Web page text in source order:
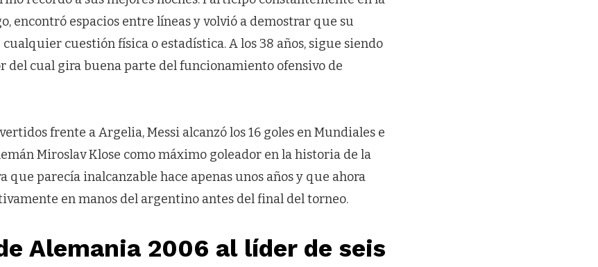
encontró espacios entre líneas y volvió a demostrar que su
cuestión física o estadística. A los 38 años, sigue siendo
del cual gira buena parte del funcionamiento ofensivo de
frente a Argelia, Messi alcanzó los 16 goles en Mundiales e
Miroslav Klose como máximo goleador en la historia de la
que parecía inalcanzable hace apenas unos años y que ahora
en manos del argentino antes del final del torneo.
Alemania 2006 al líder de seis